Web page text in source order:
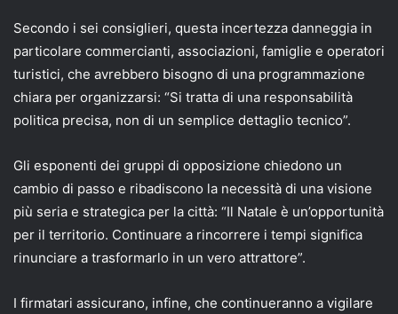
Secondo i sei consiglieri, questa incertezza danneggia in
particolare commercianti, associazioni, famiglie e operatori
turistici, che avrebbero bisogno di una programmazione
chiara per organizzarsi: “Si tratta di una responsabilità
politica precisa, non di un semplice dettaglio tecnico”.
Gli esponenti dei gruppi di opposizione chiedono un
cambio di passo e ribadiscono la necessità di una visione
più seria e strategica per la città: “Il Natale è un’opportunità
per il territorio. Continuare a rincorrere i tempi significa
rinunciare a trasformarlo in un vero attrattore”.
I firmatari assicurano, infine, che continueranno a vigilare